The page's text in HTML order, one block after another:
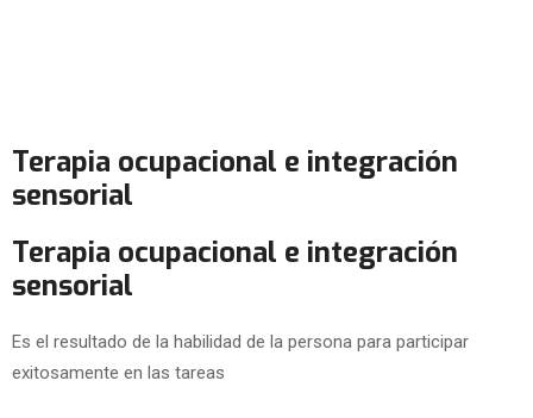
Terapia ocupacional e integración
sensorial
Terapia ocupacional e integración
sensorial
Es el resultado de la habilidad de la persona para participar
exitosamente en las tareas